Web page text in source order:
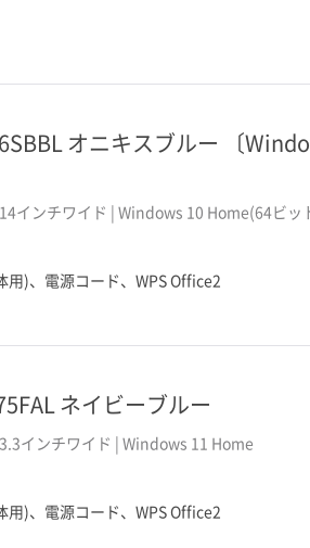
オニキスブルー 〔
インチワイド | Windows 10 Home(64ビッ
用)、電源コード、WPS Office2
ネイビーブルー
インチワイド | Windows 11 Home
用)、電源コード、WPS Office2